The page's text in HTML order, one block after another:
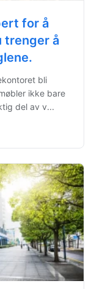
for å
trenger å
bli
ikke bare
del av v...